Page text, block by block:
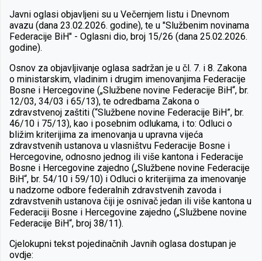
Javni oglasi objavljeni su u Večernjem listu i Dnevnom
avazu (dana 23.02.2026. godine), te u "Službenim novinama
Federacije BiH" - Oglasni dio, broj 15/26 (dana 25.02.2026.
godine).
Osnov za objavljivanje oglasa sadržan je u čl. 7. i 8. Zakona
o ministarskim, vladinim i drugim imenovanjima Federacije
Bosne i Hercegovine („Službene novine Federacije BiH“, br.
12/03, 34/03 i 65/13), te odredbama Zakona o
zdravstvenoj zaštiti (“Službene novine Federacije BiH”, br.
46/10 i 75/13), kao i posebnim odlukama, i to: Odluci o
bližim kriterijima za imenovanja u upravna vijeća
zdravstvenih ustanova u vlasništvu Federacije Bosne i
Hercegovine, odnosno jednog ili više kantona i Federacije
Bosne i Hercegovine zajedno („Službene novine Federacije
BiH“, br. 54/10 i 59/10) i Odluci o kriterijima za imenovanje
u nadzorne odbore federalnih zdravstvenih zavoda i
zdravstvenih ustanova čiji je osnivač jedan ili više kantona u
Federaciji Bosne i Hercegovine zajedno („Službene novine
Federacije BiH“, broj 38/11).
Cjelokupni tekst pojedinačnih Javnih oglasa dostupan je
ovdje: